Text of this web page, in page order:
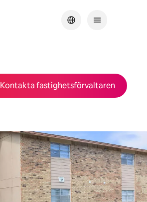
Kontakta fastighetsförvaltaren